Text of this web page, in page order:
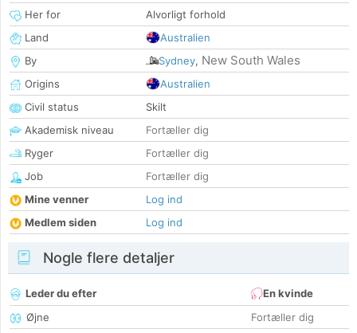
Her for
Alvorligt forhold
Land
Australien
By
Sydney, New South Wales
Origins
Australien
Civil status
Skilt
Akademisk niveau
Fortæller dig
Ryger
Fortæller dig
Job
Fortæller dig
Mine venner
Log ind
Medlem siden
Log ind
Nogle flere detaljer
Leder du efter
En kvinde
Øjne
Fortæller dig